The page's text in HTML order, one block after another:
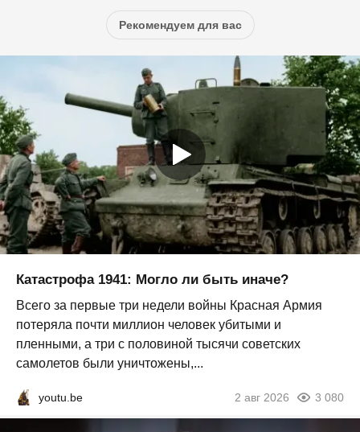
Рекомендуем для вас
Катастрофа 1941: Могло ли быть иначе?
Всего за первые три недели войны Красная Армия
потеряла почти миллион человек убитыми и
пленными, а три с половиной тысячи советских
самолетов были уничтожены,...
youtu.be 2 авг 2026 3 080